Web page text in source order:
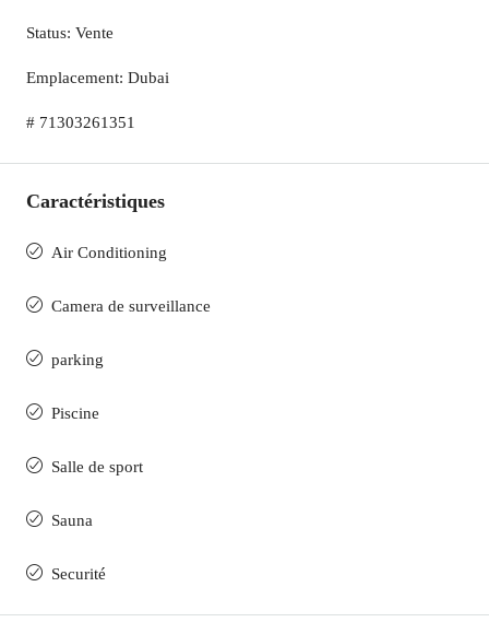
Status: Vente
Emplacement: Dubai
# 71303261351
Caractéristiques
Air Conditioning
Camera de surveillance
parking
Piscine
Salle de sport
Sauna
Securité